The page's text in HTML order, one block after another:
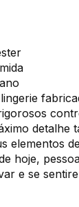
detalhe
elementos
hoje,
e se